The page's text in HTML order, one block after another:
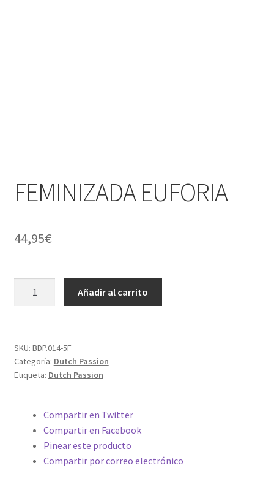
FEMINIZADA EUFORIA
44,95€
Añadir al carrito
SKU: BDP.014-5F
Categoría: Dutch Passion
Etiqueta: Dutch Passion
Compartir en Twitter
Compartir en Facebook
Pinear este producto
Compartir por correo electrónico